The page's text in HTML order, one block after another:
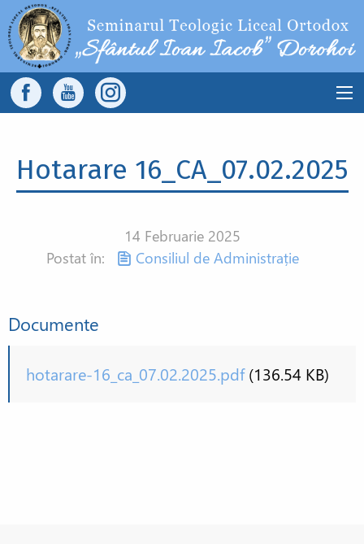
Sari la conținutul principal
Main
Hotarare 16_CA_07.02.2025
14 Februarie 2025
Postat în:
Consiliul de Administrație
Documente
hotarare-16_ca_07.02.2025.pdf (136.54 KB)